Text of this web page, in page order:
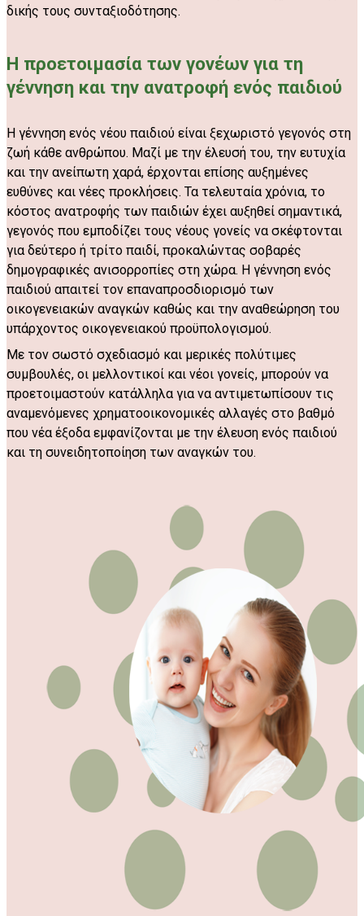
δικής τους συνταξιοδότησης.
Η προετοιμασία των γονέων για τη
γέννηση και την ανατροφή ενός παιδιού
Η γέννηση ενός νέου παιδιού είναι ξεχωριστό γεγονός στη
ζωή κάθε ανθρώπου. Μαζί με την έλευσή του, την ευτυχία
και την ανείπωτη χαρά, έρχονται επίσης αυξημένες
ευθύνες και νέες προκλήσεις. Τα τελευταία χρόνια, το
κόστος ανατροφής των παιδιών έχει αυξηθεί σημαντικά,
γεγονός που εμποδίζει τους νέους γονείς να σκέφτονται
για δεύτερο ή τρίτο παιδί, προκαλώντας σοβαρές
δημογραφικές ανισορροπίες στη χώρα. Η γέννηση ενός
παιδιού απαιτεί τον επαναπροσδιορισμό των
οικογενειακών αναγκών καθώς και την αναθεώρηση του
υπάρχοντος οικογενειακού προϋπολογισμού.
Με τον σωστό σχεδιασμό και μερικές πολύτιμες
συμβουλές, οι μελλοντικοί και νέοι γονείς, μπορούν να
προετοιμαστούν κατάλληλα για να αντιμετωπίσουν τις
αναμενόμενες χρηματοοικονομικές αλλαγές στο βαθμό
που νέα έξοδα εμφανίζονται με την έλευση ενός παιδιού
και τη συνειδητοποίηση των αναγκών του.